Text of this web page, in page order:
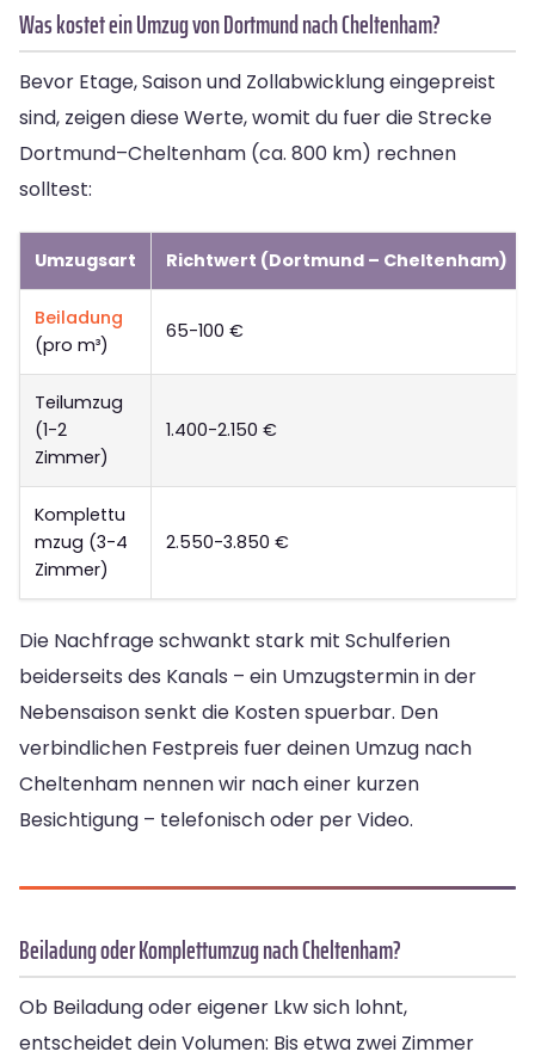
Was kostet ein Umzug von Dortmund nach Cheltenham?
Bevor Etage, Saison und Zollabwicklung eingepreist
sind, zeigen diese Werte, womit du fuer die Strecke
Dortmund–Cheltenham (ca. 800 km) rechnen
solltest:
Umzugsart Richtwert (Dortmund – Cheltenham)
Beiladung
(pro m³)
65-100 €
Teilumzug
(1-2
Zimmer)
1.400-2.150 €
Komplettu
mzug (3-4
Zimmer)
2.550-3.850 €
Die Nachfrage schwankt stark mit Schulferien
beiderseits des Kanals – ein Umzugstermin in der
Nebensaison senkt die Kosten spuerbar. Den
verbindlichen Festpreis fuer deinen Umzug nach
Cheltenham nennen wir nach einer kurzen
Besichtigung – telefonisch oder per Video.
Beiladung oder Komplettumzug nach Cheltenham?
Ob Beiladung oder eigener Lkw sich lohnt,
entscheidet dein Volumen: Bis etwa zwei Zimmer